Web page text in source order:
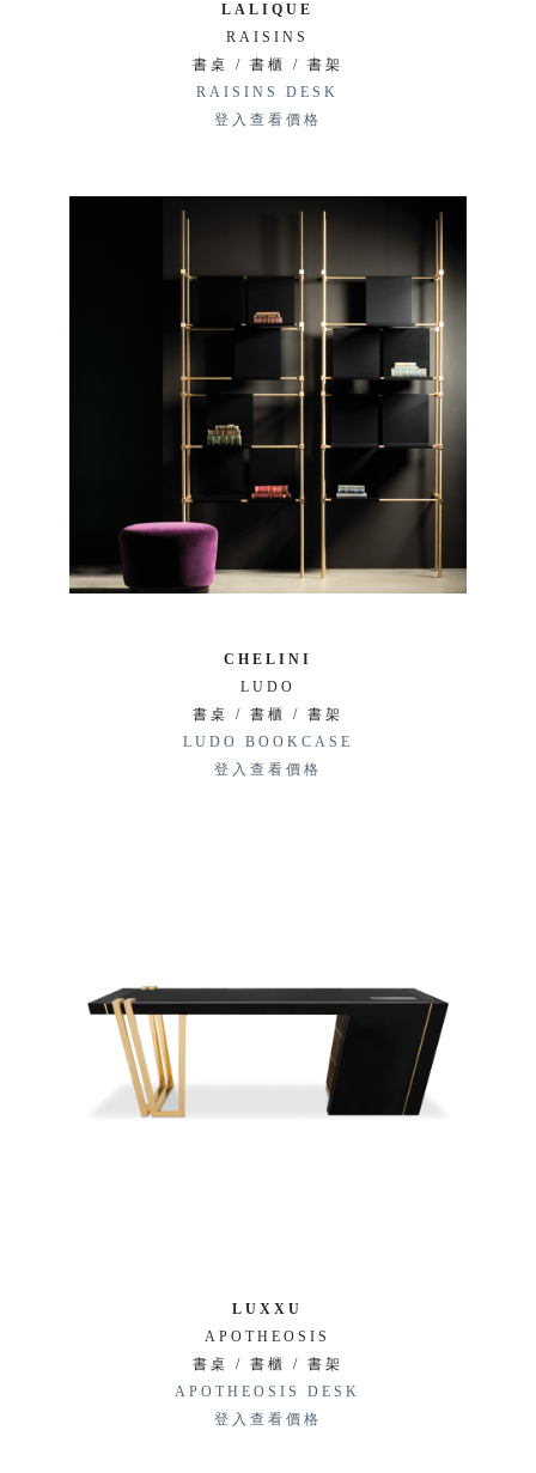
LALIQUE
RAISINS
書桌 / 書櫃 / 書架
RAISINS DESK
登入查看價格
CHELINI
LUDO
書桌 / 書櫃 / 書架
LUDO BOOKCASE
登入查看價格
LUXXU
APOTHEOSIS
書桌 / 書櫃 / 書架
APOTHEOSIS DESK
登入查看價格